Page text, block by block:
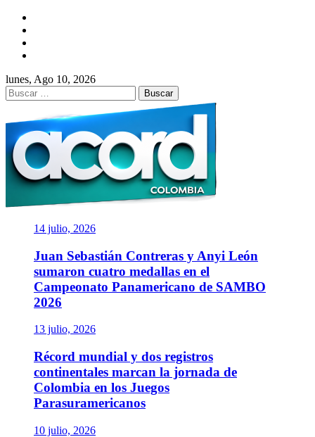
Saltar
contenido
lunes, Ago 10, 2026
Buscar:
Asociación de Periodistas Deportivos
14 julio, 2026
Juan Sebastián Contreras y Anyi León
sumaron cuatro medallas en el
Campeonato Panamericano de SAMBO
2026
13 julio, 2026
Récord mundial y dos registros
continentales marcan la jornada de
Colombia en los Juegos
Parasuramericanos
10 julio, 2026